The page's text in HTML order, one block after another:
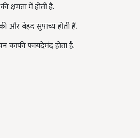
क्षमता में होती है.
और बेहद सुपाच्य होती हैं.
काफी फायदेमंद होता है.